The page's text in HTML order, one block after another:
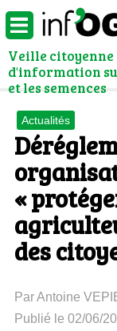
Veille citoyenne
d'information
et les semences
Actualités
«
des
Par Antoine
Publié le 02/06/